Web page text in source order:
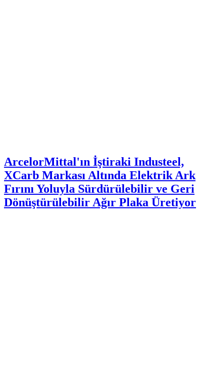
ArcelorMittal'ın İştiraki Industeel,
XCarb Markası Altında Elektrik Ark
Fırını Yoluyla Sürdürülebilir ve Geri
Dönüştürülebilir Ağır Plaka Üretiyor